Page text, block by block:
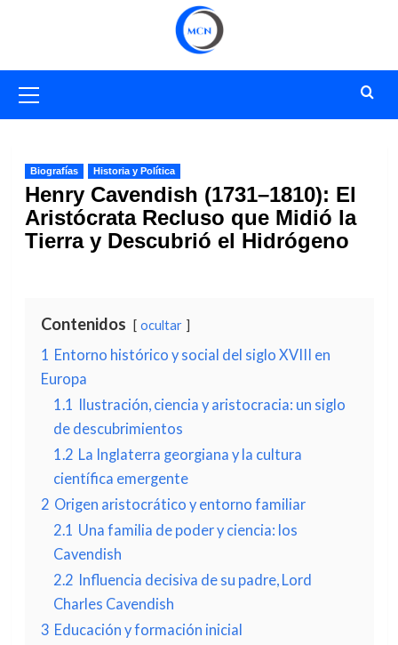
primario
Biografías Historia y Política
Henry Cavendish (1731–1810): El
Aristócrata Recluso que Midió la
Tierra y Descubrió el Hidrógeno
Contenidos ocultar
1 Entorno histórico y social del siglo XVIII en
Europa
1.1 Ilustración, ciencia y aristocracia: un siglo
de descubrimientos
1.2 La Inglaterra georgiana y la cultura
científica emergente
2 Origen aristocrático y entorno familiar
2.1 Una familia de poder y ciencia: los
Cavendish
2.2 Influencia decisiva de su padre, Lord
Charles Cavendish
3 Educación y formación inicial